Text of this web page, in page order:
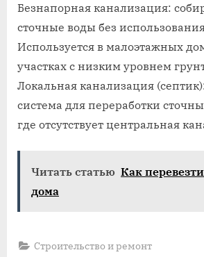
Безнапорная канализация:
сточные воды без
Используется в малоэтажных
участках с низким уровнем
Локальная канализация
система для переработки
где отсутствует центральная
Читать статью Как
дома
Строительство и ремонт